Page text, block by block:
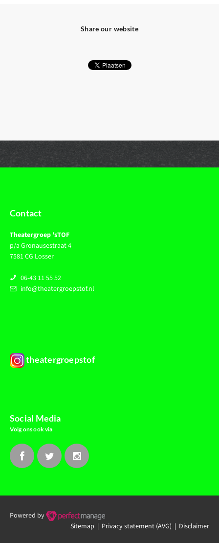
Share our website
Contact
Theatergroep 'sTOF
p/a Gronausestraat 4
7581 CG Losser
06-43 11 55 52
info@theatergroepstof.nl
theatergroepstof
Social Media
Volg ons ook via
Powered by
| Disclaimer
Privacy statement (AVG)
Sitemap |